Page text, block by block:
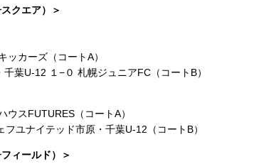
クエア）＞
ッカーズ（コートA）
葉U‑12 １−０ 札幌ジュニアFC（コートB）
スFUTURES（コートA）
ユナイテッド市原・千葉U‑12（コートB）
ィールド）＞